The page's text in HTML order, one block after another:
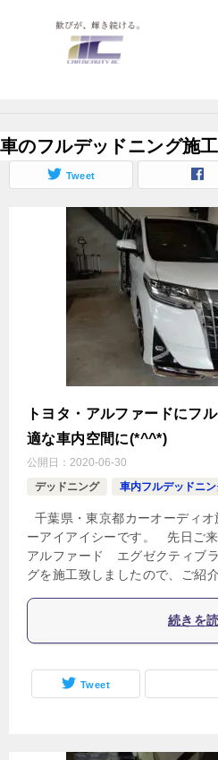
トータルカービューティIIC TOP デ
車のフルデッドニング施工
Tweet
トヨタ・アルファードにフ
適な車内空間に(*^^*)
公開日： 2020-06-30
デッドニング
車内フルデッドニ
千葉県・東京都カーオーディ
ーアイアイシーです。 先日ご
アルファード エグゼクティブ
グを施工致しましたので、ご紹
続きを
Tweet